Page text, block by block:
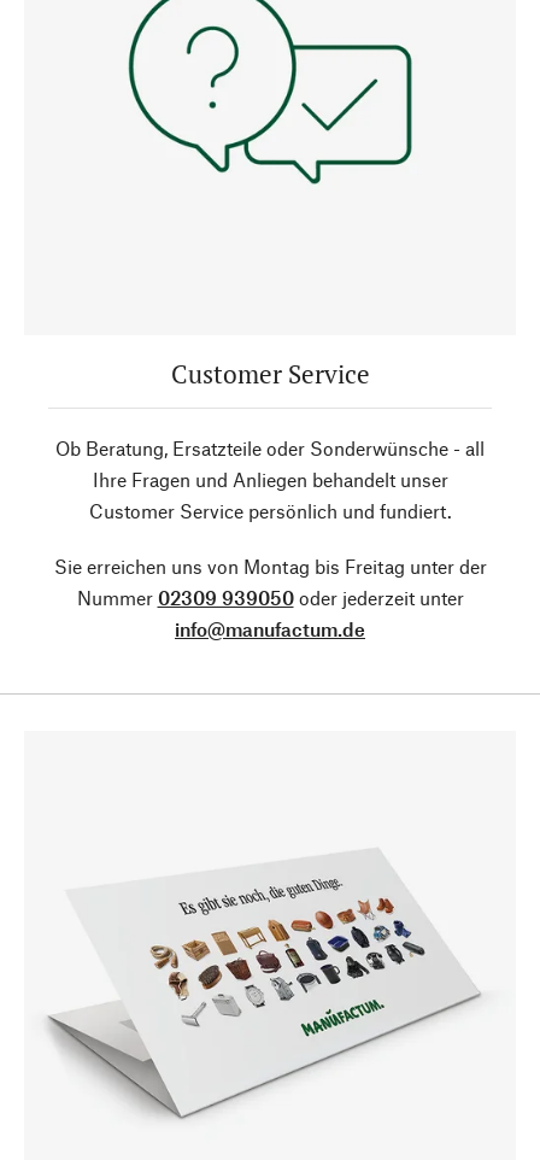
Customer Service
Ob Beratung, Ersatzteile oder Sonderwünsche - all
Ihre Fragen und Anliegen behandelt unser
Customer Service persönlich und fundiert.
Sie erreichen uns von Montag bis Freitag unter der
Nummer 02309 939050oder jederzeit unter
info@manufactum.de